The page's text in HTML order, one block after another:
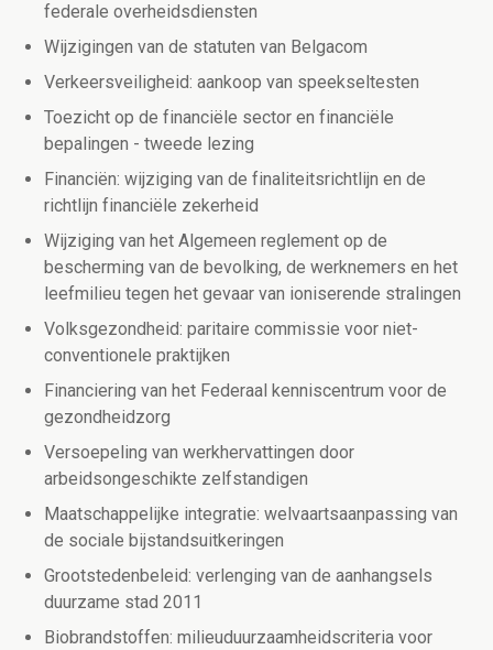
federale overheidsdiensten
Wijzigingen van de statuten van Belgacom
Verkeersveiligheid: aankoop van speekseltesten
Toezicht op de financiële sector en financiële
bepalingen - tweede lezing
Financiën: wijziging van de finaliteitsrichtlijn en de
richtlijn financiële zekerheid
Wijziging van het Algemeen reglement op de
bescherming van de bevolking, de werknemers en het
leefmilieu tegen het gevaar van ioniserende stralingen
Volksgezondheid: paritaire commissie voor niet-
conventionele praktijken
Financiering van het Federaal kenniscentrum voor de
gezondheidzorg
Versoepeling van werkhervattingen door
arbeidsongeschikte zelfstandigen
Maatschappelijke integratie: welvaartsaanpassing van
de sociale bijstandsuitkeringen
Grootstedenbeleid: verlenging van de aanhangsels
duurzame stad 2011
Biobrandstoffen: milieuduurzaamheidscriteria voor